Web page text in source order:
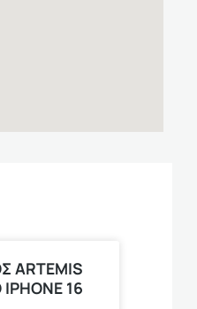
ARTEMIS
16